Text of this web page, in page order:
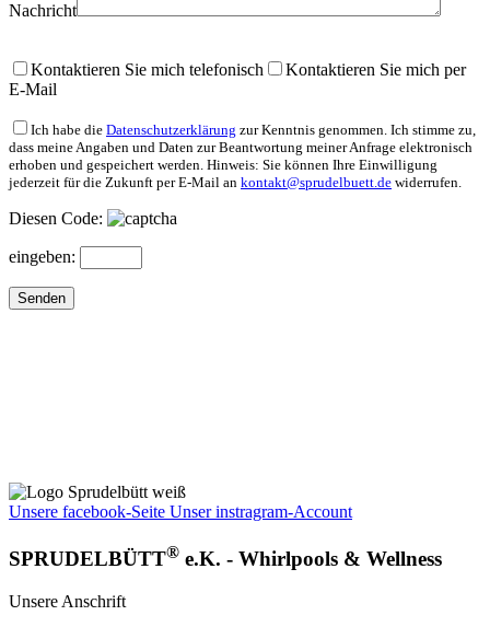
Nachricht
Kontaktieren Sie mich telefonisch
Kontaktieren Sie mich per
E-Mail
Ich habe die Datenschutzerklärung zur Kenntnis genommen. Ich stimme zu,
dass meine Angaben und Daten zur Beantwortung meiner Anfrage elektronisch
erhoben und gespeichert werden. Hinweis: Sie können Ihre Einwilligung
jederzeit für die Zukunft per E-Mail an kontakt@sprudelbuett.de widerrufen.
Diesen Code:
eingeben:
Unsere facebook-Seite Unser instragram-Account
SPRUDELBÜTT® e.K. - Whirlpools & Wellness
Unsere Anschrift